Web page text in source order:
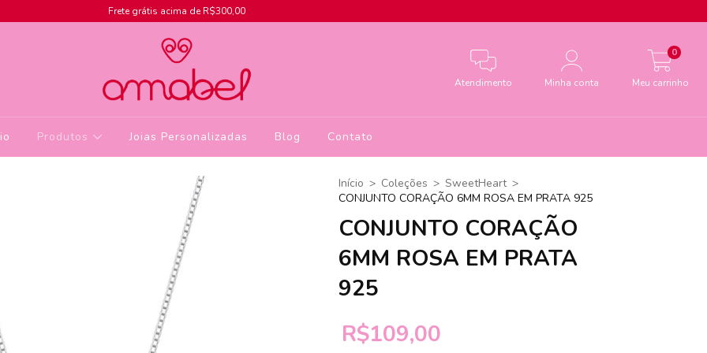
Frete grátis acima de R$300,00
Atendimento Minha conta Meu carrinho
0
Produtos Joias Personalizadas Blog Contato
Início > Coleções > SweetHeart >
CONJUNTO CORAÇÃO 6MM ROSA EM PRATA 925
CONJUNTO CORAÇÃO
6MM ROSA EM PRATA
925
R$109,00